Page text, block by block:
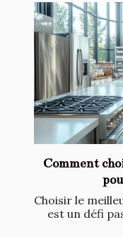
Comment
Choisir le
est un défi